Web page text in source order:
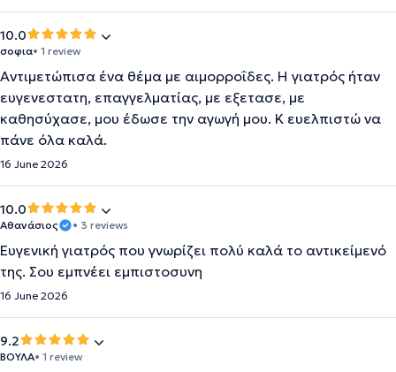
10.0
σοφια• 1 review
Αντιμετώπισα ένα θέμα με αιμορροΐδες. Η γιατρός ήταν
ευγενεστατη, επαγγελματίας, με εξετασε, με
καθησύχασε, μου έδωσε την αγωγή μου. Κ ευελπιστώ να
πάνε όλα καλά.
16 June 2026
10.0
Αθανάσιος • 3 reviews
Ευγενική γιατρός που γνωρίζει πολύ καλά το αντικείμενό
της. Σου εμπνέει εμπιστοσυνη
16 June 2026
9.2
ΒΟΥΛΑ• 1 review